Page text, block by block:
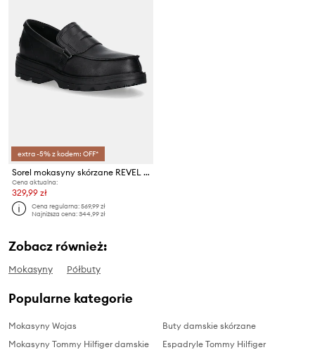
extra -5% z kodem: OFF*
Sorel mokasyny skórzane REVEL AVE LOAFER
Cena aktualna:
329,99 zł
Cena regularna:569,99 zł
Najniższa cena:344,99 zł
Zobacz również:
Mokasyny Półbuty
Popularne kategorie
Mokasyny Wojas
Mokasyny Tommy Hilfiger damskie
Buty damskie skórzane
Espadryle Tommy Hilfiger